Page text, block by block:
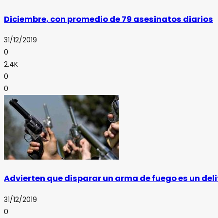
Diciembre, con promedio de 79 asesinatos diarios
31/12/2019
0
2.4K
0
0
Advierten que disparar un arma de fuego es un
31/12/2019
0